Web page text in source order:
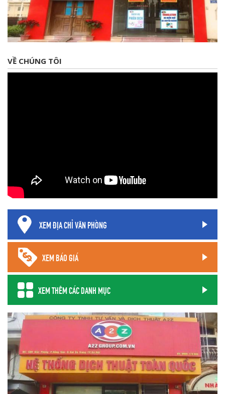
VỀ CHÚNG TÔI
XEM ĐỊA CHỈ VĂN PHÒNG
XEM BÁO GIÁ
XEM THÊM CÁC DANH MỤC